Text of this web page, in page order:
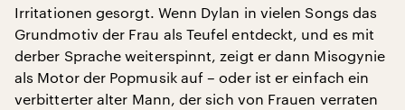
Irritationen gesorgt. Wenn Dylan in vielen Songs das
Grundmotiv der Frau als Teufel entdeckt, und es mit
derber Sprache weiterspinnt, zeigt er dann Misogynie
als Motor der Popmusik auf – oder ist er einfach ein
verbitterter alter Mann, der sich von Frauen verraten